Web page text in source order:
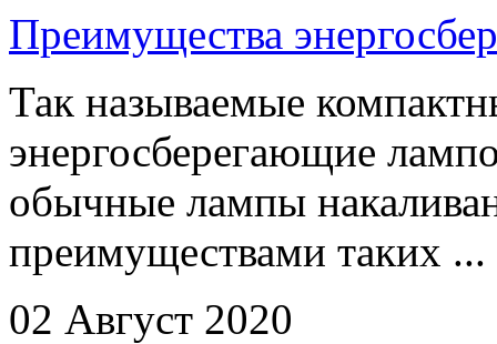
Преимущества
Так называемые
энергосберегающие
обычные лампы
преимуществами таких ...
02 Август 2020